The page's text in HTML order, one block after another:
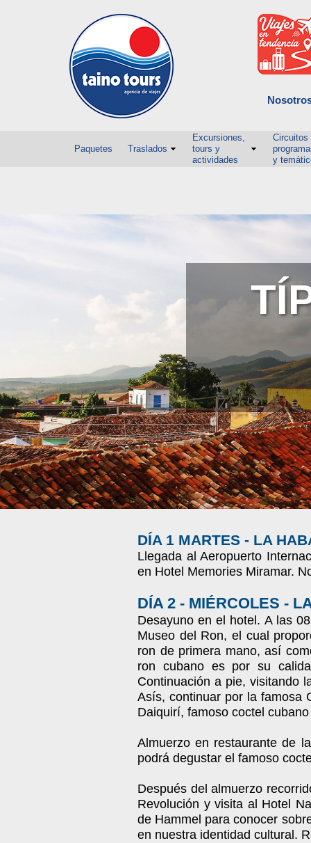
Paquetes Traslados
Excursiones,
tours y
actividades
Circuitos
y
DÍA 1 MARTES - LA
Llegada al Aeropuerto
en Hotel Memories Miramar.
DÍA 2 - MIÉRCOLES -
Desayuno en el hotel. A las
Museo del Ron, el cual
ron de primera mano, así
ron cubano es por su
Continuación a pie, visitando
Asís, continuar por la famosa
Daiquirí, famoso coctel
Almuerzo en restaurante de
podrá degustar el famoso
Después del almuerzo
Revolución y visita al Hotel
de Hammel para conocer
en nuestra identidad cultural.